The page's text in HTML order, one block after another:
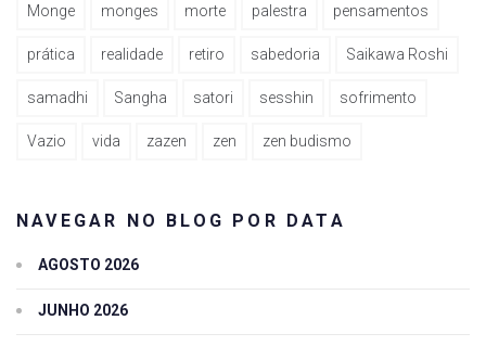
Monge monges morte palestra pensamentos
prática realidade retiro sabedoria Saikawa Roshi
samadhi Sangha satori sesshin sofrimento
Vazio vida zazen zen zen budismo
NAVEGAR NO BLOG POR DATA
AGOSTO 2026
JUNHO 2026